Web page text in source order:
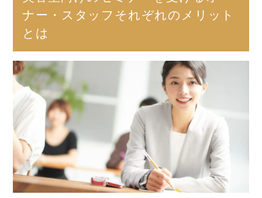
ナー・スタッフそれぞれのメリット
とは